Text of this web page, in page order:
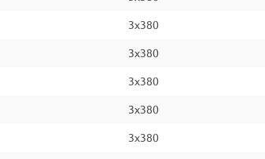
3x380
3x380
3x380
3x380
3x380